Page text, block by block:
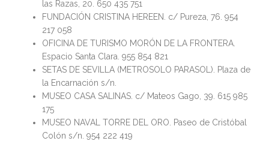
las Razas, 20. 650 435 751
FUNDACIÓN CRISTINA HEREEN. c/ Pureza, 76. 954
217 058
OFICINA DE TURISMO MORÓN DE LA FRONTERA.
Espacio Santa Clara. 955 854 821
SETAS DE SEVILLA (METROSOLO PARASOL). Plaza de
la Encarnación s/n.
MUSEO CASA SALINAS. c/ Mateos Gago, 39. 615 985
175
MUSEO NAVAL TORRE DEL ORO. Paseo de Cristóbal
Colón s/n. 954 222 419